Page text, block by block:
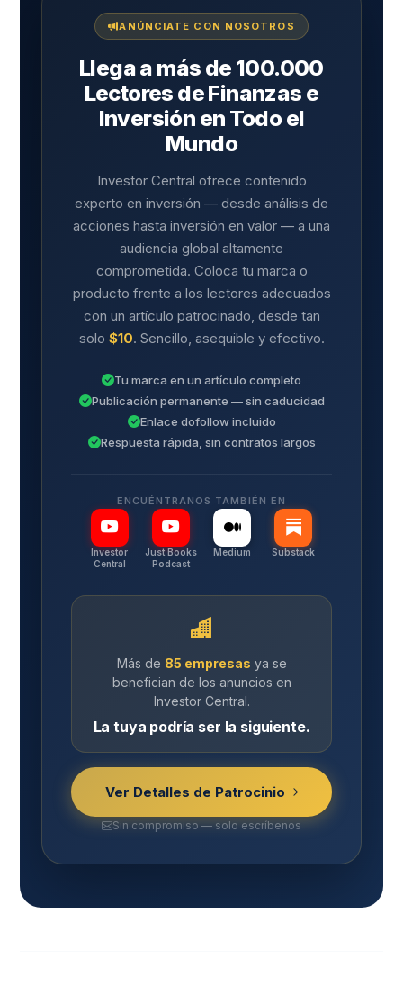
ANÚNCIATE CON NOSOTROS
Llega a más de 100.000
Lectores de Finanzas e
Inversión en Todo el
Mundo
Investor Central ofrece contenido
experto en inversión — desde análisis de
acciones hasta inversión en valor — a una
audiencia global altamente
comprometida. Coloca tu marca o
producto frente a los lectores adecuados
con un artículo patrocinado, desde tan
solo $10. Sencillo, asequible y efectivo.
Tu marca en un artículo completo
Publicación permanente — sin caducidad
Enlace dofollow incluido
Respuesta rápida, sin contratos largos
ENCUÉNTRANOS TAMBIÉN EN
Investor
Central
Just Books
Podcast
Medium Substack
Más de 85 empresas ya se
benefician de los anuncios en
Investor Central.
La tuya podría ser la siguiente.
Ver Detalles de Patrocinio
Sin compromiso — solo escríbenos